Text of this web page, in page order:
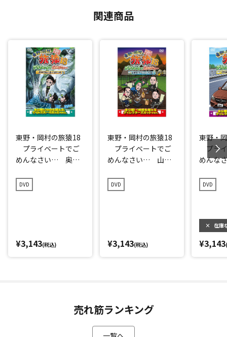
関連商品
東野・岡村の旅猿18
プライベートでご
めんなさい… 奥多
ぼうの旅 プレミア
ム完全版
DVD
¥3,143(税込)
東野・岡村の旅猿18
プライベートでご
めんなさい… 山梨
旅 プレミアム完全
版
DVD
¥3,143(税込)
東野・
プラ
めんな
大分県
ク編 プ
DVD
× 在庫
¥3,143
売れ筋ランキング